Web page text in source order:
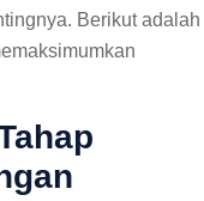
Berikut adalah